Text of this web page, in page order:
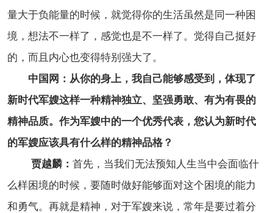
量大于负能量的时候，就觉得你的生活虽然是同一种困
境，想法不一样了，感觉也是不一样了。觉得自己挺好
的，而且内心也变得特别强大了。
中国网：从你的身上，我自己能够感受到，体现了
新时代军嫂这样一种精神独立、坚强勇敢、有为有畏的
精神品质。作为军嫂中的一个优秀代表，您认为新时代
的军嫂应该具有什么样的精神品格？
贾越麟： 首先，当我们无法预知人生当中会面临什
么样困境的时候，要随时做好能够面对这个困境的能力
和勇气。再就是精神，对于军嫂来说，常年是要过着分